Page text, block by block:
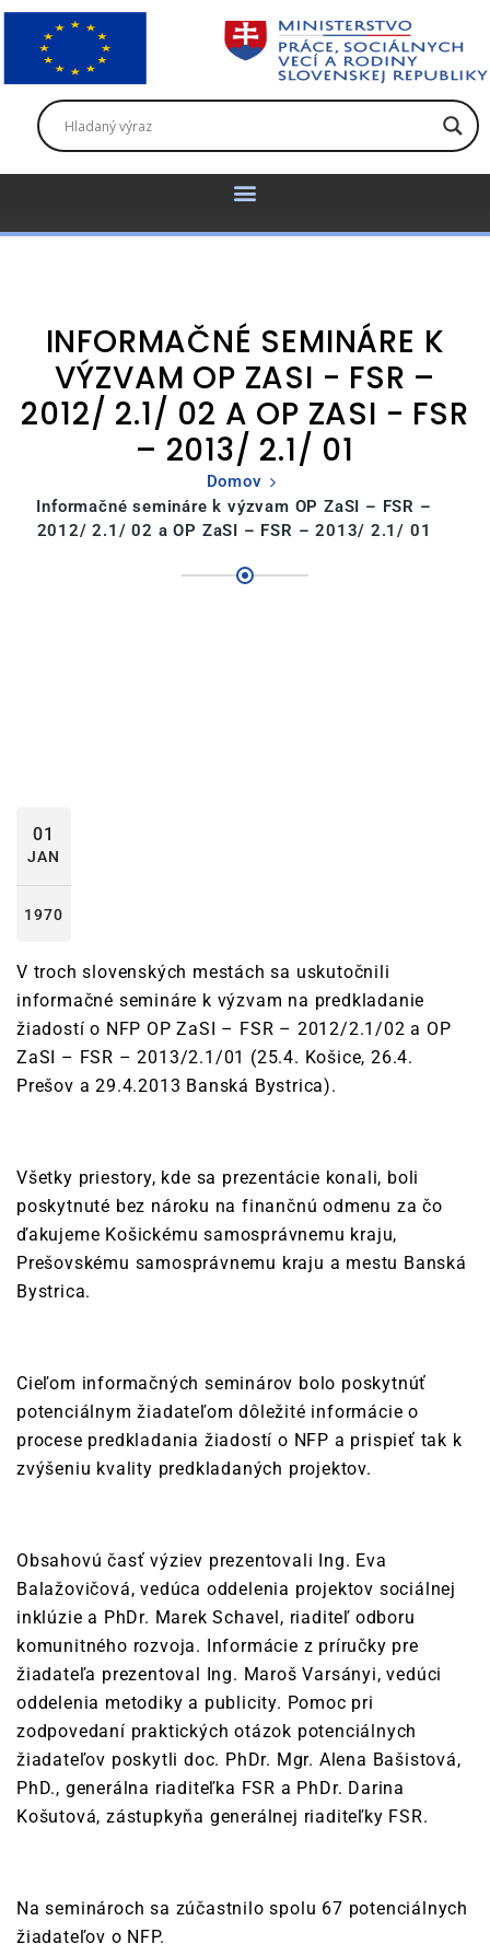
INFORMAČNÉ SEMINÁRE K
VÝZVAM OP ZASI - FSR –
2012/ 2.1/ 02 A OP ZASI - FSR
– 2013/ 2.1/ 01
Domov
Informačné semináre k výzvam OP ZaSI – FSR –
2012/ 2.1/ 02 a OP ZaSI – FSR – 2013/ 2.1/ 01
01
JAN
1970
V troch slovenských mestách sa uskutočnili
informačné semináre k výzvam na predkladanie
žiadostí o NFP OP ZaSI – FSR – 2012/2.1/02 a OP
ZaSI – FSR – 2013/2.1/01 (25.4. Košice, 26.4.
Prešov a 29.4.2013 Banská Bystrica).
Všetky priestory, kde sa prezentácie konali, boli
poskytnuté bez nároku na finančnú odmenu za čo
ďakujeme Košickému samosprávnemu kraju,
Prešovskému samosprávnemu kraju a mestu Banská
Bystrica.
Cieľom informačných seminárov bolo poskytnúť
potenciálnym žiadateľom dôležité informácie o
procese predkladania žiadostí o NFP a prispieť tak k
zvýšeniu kvality predkladaných projektov.
Obsahovú časť výziev prezentovali Ing. Eva
Balažovičová, vedúca oddelenia projektov sociálnej
inklúzie a PhDr. Marek Schavel, riaditeľ odboru
komunitného rozvoja. Informácie z príručky pre
žiadateľa prezentoval Ing. Maroš Varsányi, vedúci
oddelenia metodiky a publicity. Pomoc pri
zodpovedaní praktických otázok potenciálnych
žiadateľov poskytli doc. PhDr. Mgr. Alena Bašistová,
PhD., generálna riaditeľka FSR a PhDr. Darina
Košutová, zástupkyňa generálnej riaditeľky FSR.
Na seminároch sa zúčastnilo spolu 67 potenciálnych
žiadateľov o NFP.